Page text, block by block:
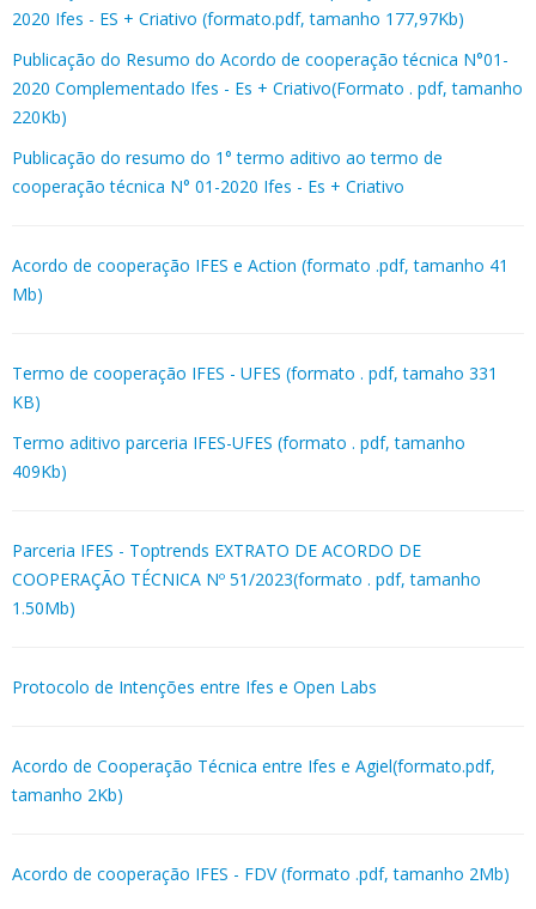
2020 Ifes - ES + Criativo (formato.pdf, tamanho 177,97Kb)
Publicação do Resumo do Acordo de cooperação técnica N°01-
2020 Complementado Ifes - Es + Criativo(Formato . pdf, tamanho
220Kb)
Publicação do resumo do 1° termo aditivo ao termo de
cooperação técnica N° 01-2020 Ifes - Es + Criativo
Acordo de cooperação IFES e Action (formato .pdf, tamanho 41
Mb)
Termo de cooperação IFES - UFES (formato . pdf, tamaho 331
KB)
Termo aditivo parceria IFES-UFES (formato . pdf, tamanho
409Kb)
Parceria IFES - Toptrends EXTRATO DE ACORDO DE
COOPERAÇÃO TÉCNICA Nº 51/2023(formato . pdf, tamanho
1.50Mb)
Protocolo de Intenções entre Ifes e Open Labs
Acordo de Cooperação Técnica entre Ifes e Agiel(formato.pdf,
tamanho 2Kb)
Acordo de cooperação IFES - FDV (formato .pdf, tamanho 2Mb)